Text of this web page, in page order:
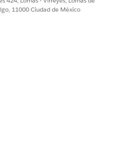
SU PROBLEMA?
11000 Ciudad de México